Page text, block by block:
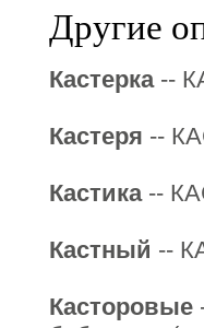
Другие
Кастерка--
Кастеря --
Кастика--
Кастный --
Касторовые